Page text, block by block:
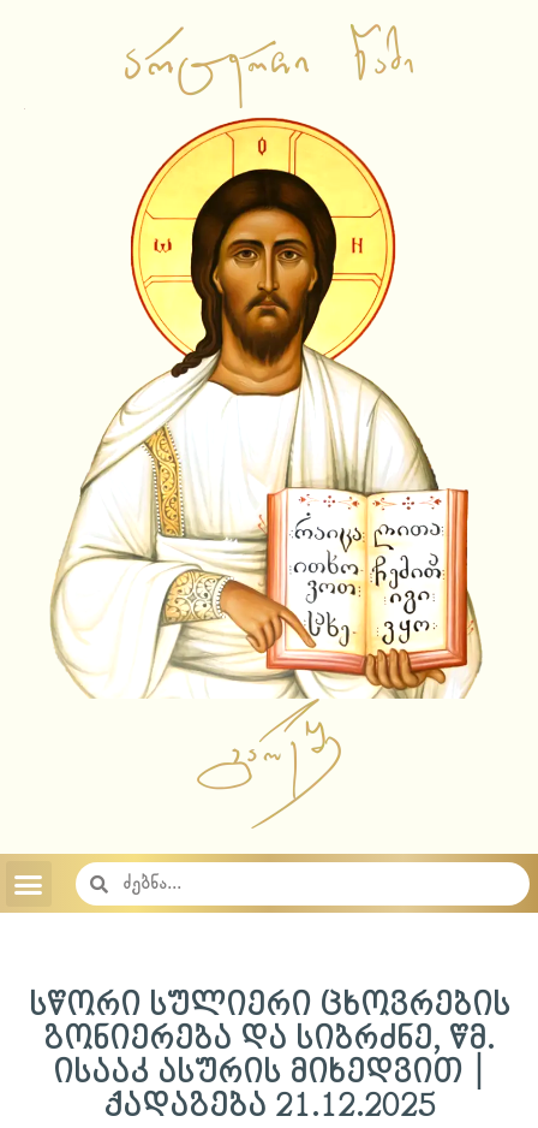
საწყისი გვერდი
ვიდეო ჩანაწერები
ამბიონის ქადაგებები
საჯარო შეხვედრები
ლექციები
სატელევიზიო გადაცემები
სხვა
ამონარიდები
ვიდეოამონარიდები
ტექსტური ამონარიდები
YouTube Shorts
სიახლეები
აუდიო ჩანაწერები
აუდიო ჩანაწერები 2023
აუდიო ჩანაწერები 2022
აუდიო ჩანაწერები 2021
აუდიო ჩანაწერები 2020
აუდიო ჩანაწერები 2019
აუდიო ჩანაწერები 2018
საიტის შესახებ
სწორი სულიერი ცხოვრების
გონიერება და სიბრძნე, წმ.
ისააკ ასურის მიხედვით |
ქადაგება 21.12.2025